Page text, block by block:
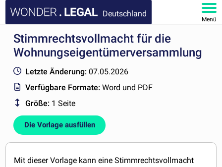
Deutschland
Menü
HOMEPAGE
FAQ
KONTAKT
MEIN KONTO
Stimmrechtsvollmacht für die
Wohnungseigentümerversammlung
Letzte Änderung: 07.05.2026
Verfügbare Formate:Word und PDF
Größe: 1 Seite
Die Vorlage ausfüllen
Mit dieser Vorlage kann eine Stimmrechtsvollmacht